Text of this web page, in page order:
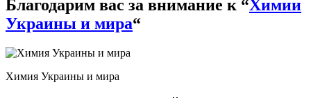
Благодарим вас за внимание к “Химии
Украины и мира“
Химия Украины и мира